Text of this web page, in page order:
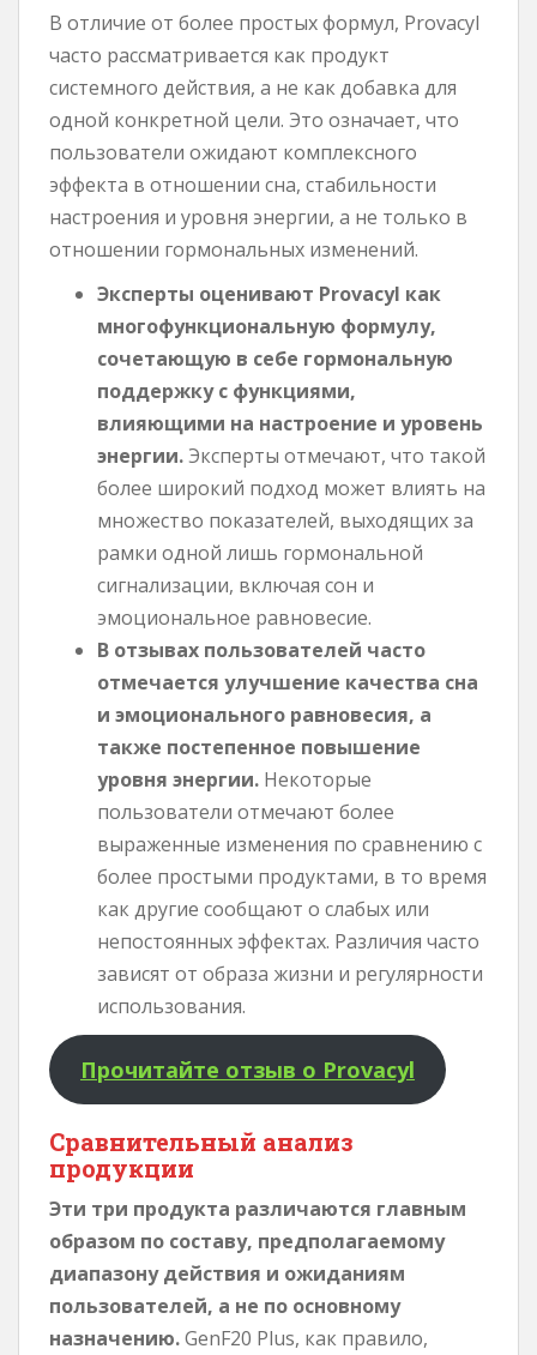
В отличие от более простых формул, Provacyl
часто рассматривается как продукт
системного действия, а не как добавка для
одной конкретной цели. Это означает, что
пользователи ожидают комплексного
эффекта в отношении сна, стабильности
настроения и уровня энергии, а не только в
отношении гормональных изменений.
Эксперты оценивают Provacyl как
многофункциональную формулу,
сочетающую в себе гормональную
поддержку с функциями,
влияющими на настроение и уровень
энергии. Эксперты отмечают, что такой
более широкий подход может влиять на
множество показателей, выходящих за
рамки одной лишь гормональной
сигнализации, включая сон и
эмоциональное равновесие.
В отзывах пользователей часто
отмечается улучшение качества сна
и эмоционального равновесия, а
также постепенное повышение
уровня энергии. Некоторые
пользователи отмечают более
выраженные изменения по сравнению с
более простыми продуктами, в то время
как другие сообщают о слабых или
непостоянных эффектах. Различия часто
зависят от образа жизни и регулярности
использования.
Прочитайте отзыв о Provacyl
Сравнительный анализ
продукции
Эти три продукта различаются главным
образом по составу, предполагаемому
диапазону действия и ожиданиям
пользователей, а не по основному
назначению.GenF20 Plus, как правило,